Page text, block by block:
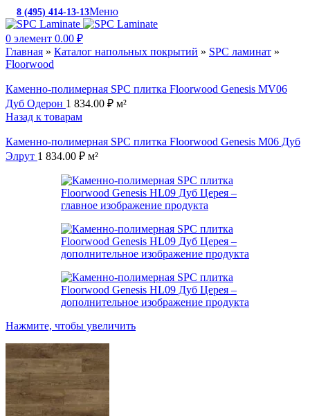
8 (495) 414-13-13Меню
0 элемент 0.00 ₽
Главная » Каталог напольных покрытий » SPC ламинат »
Floorwood
Каменно-полимерная SPC плитка Floorwood Genesis МV06
Дуб Одерон 1 834.00 ₽ м²
Назад к товарам
Каменно-полимерная SPC плитка Floorwood Genesis М06 Дуб
Элрут 1 834.00 ₽ м²
Нажмите, чтобы увеличить